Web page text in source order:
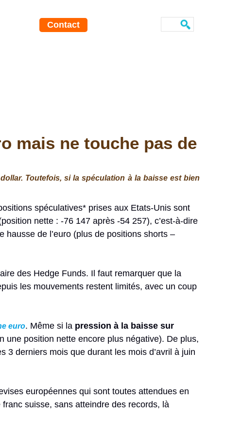
Contact
mais ne touche pas de
Toutefois, si la spéculation à la baisse est bien
spéculatives* prises aux Etats-Unis sont
nette : -76 147 après -54 257), c’est-à-dire
hausse de l’euro (plus de positions shorts –
des Hedge Funds. Il faut remarquer que la
les mouvements restent limités, avec un coup
euro. Même si la pression à la baisse sur
une position nette encore plus négative). De plus,
3 derniers mois que durant les mois d’avril à juin
européennes qui sont toutes attendues en
suisse, sans atteindre des records, là